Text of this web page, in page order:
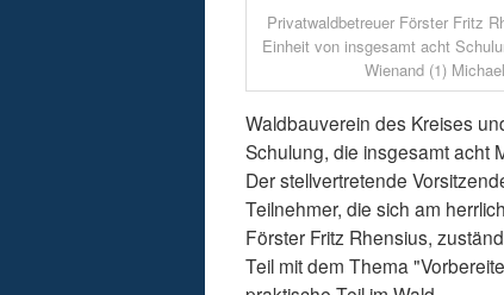
Privatwaldbetreuer Förster Fritz
Einheit von insgesamt acht
Wienand (1)
Waldbauverein des Kreises
Schulung, die insgesamt acht
Der stellvertretende
Teilnehmer, die sich am
Förster Fritz Rhensius,
Teil mit dem Thema